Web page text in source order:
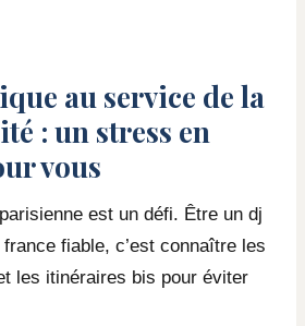
au service de la
: un stress en
vous
est un défi. Être un dj
fiable, c’est connaître les
les itinéraires bis pour éviter